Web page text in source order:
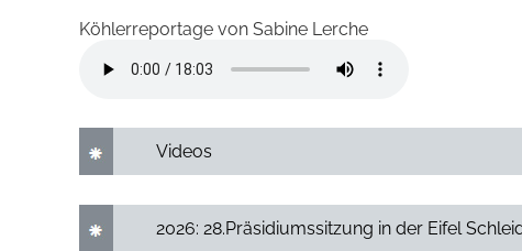
Köhlerreportage von Sabine Lerche
Videos
2026: 28.Präsidiumssitzung in der Eifel